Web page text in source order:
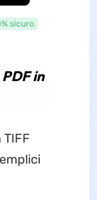
sicuro
in
TIFF